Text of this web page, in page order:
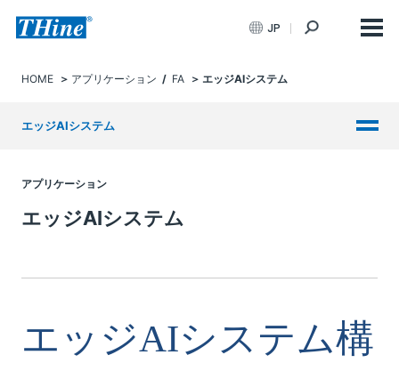
JP
HOME アプリケーション / FA エッジAIシステム
エッジAIシステム
アプリケーション
エッジAIシステム
エッジAIシステム構